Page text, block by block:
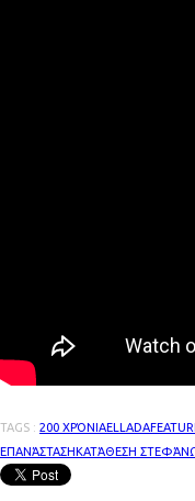
TAGS : 200 ΧΡΌΝΙΑELLADA
ΕΠΑΝΆΣΤΑΣΗΚΑΤΆΘΕΣΗ